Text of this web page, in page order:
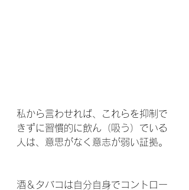
私から言わせれば、これらを抑制で
きずに習慣的に飲ん（吸う）でいる
人は、意思がなく意志が弱い証拠。
酒＆タバコは自分自身でコントロー